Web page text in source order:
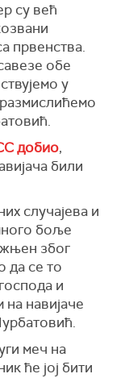
су већ
првенства.
обе
у
добио,
били
случајева и
боље
због
да се то
и
на навијаче
меч на
ће јој бити